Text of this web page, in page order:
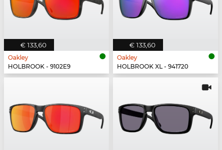
€ 133,60
Oakley
HOLBROOK - 9102E9
€ 133,60
Oakley
HOLBROOK XL - 941720